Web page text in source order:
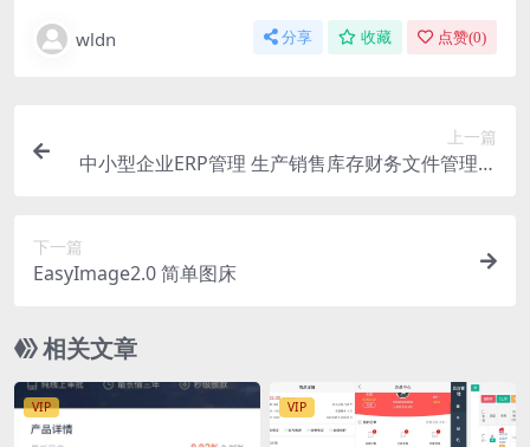
wldn 分享 收藏 点赞(0)
上一篇
中小型企业ERP管理 生产销售库存财务文件管理系
下一篇
EasyImage2.0 简单图床
相关文章
VIP VIP